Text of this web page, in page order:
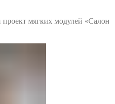
проект мягких модулей «Салон